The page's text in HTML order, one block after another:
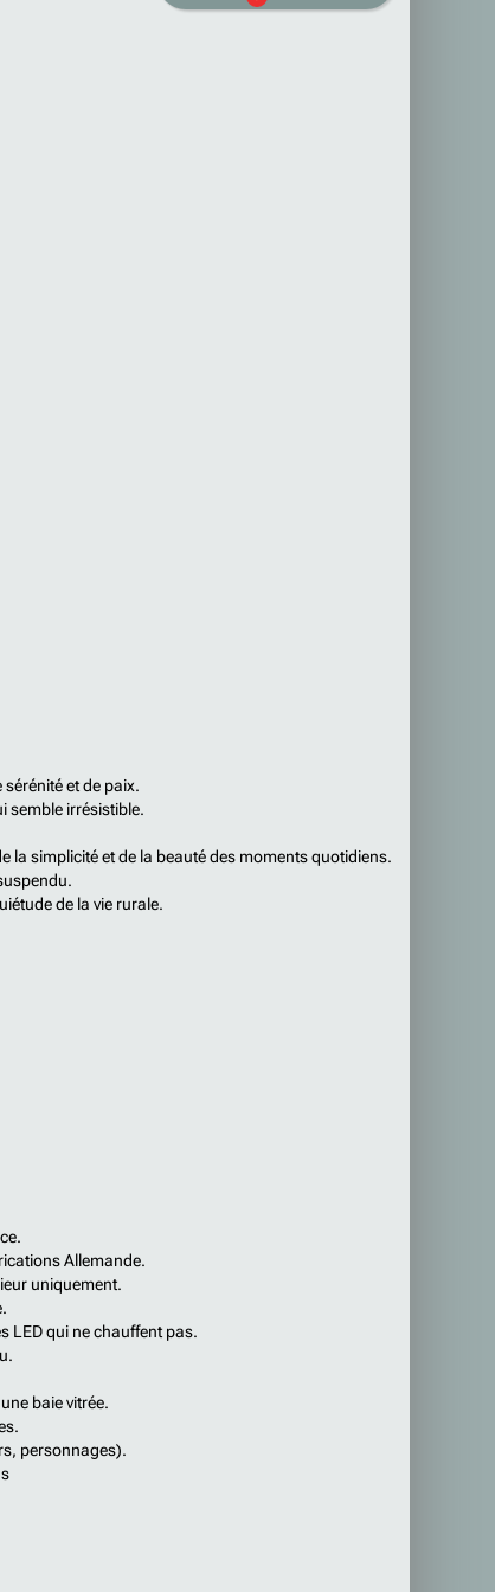
et de paix.
semble irrésistible.
la simplicité et de la beauté des moments quotidiens.
de la vie rurale.
Allemande.
uniquement.
LED qui ne chauffent pas.
baie vitrée.
personnages).